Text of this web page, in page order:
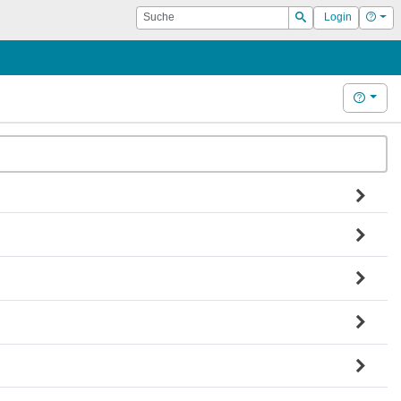
Suche
Suchen
Login Hilfe
Hilfe